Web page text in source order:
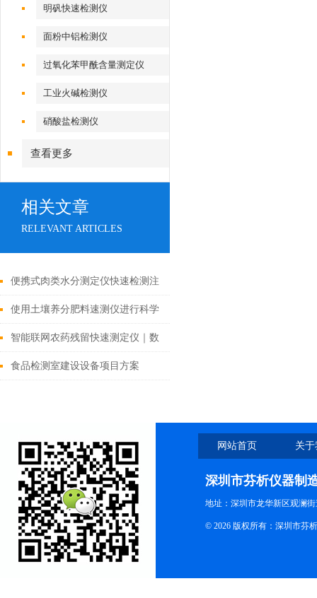
明矾快速检测仪
面粉中铝检测仪
过氧化苯甲酰含量测定仪
工业火碱检测仪
硝酸盐检测仪
查看更多
相关文章
RELEVANT ARTICLES
便携式肉类水分测定仪快速检测注
水猪肉、羊肉、牛肉
使用土壤养分肥料速测仪进行科学
的土壤养分管理
智能联网农药残留快速测定仪｜数
据实时同步，监管更高效
食品检测室建设设备项目方案
网站首页 关
深圳市芬析仪器制
地址：深圳市龙华新区观澜
© 2026 版权所有：深圳市芬